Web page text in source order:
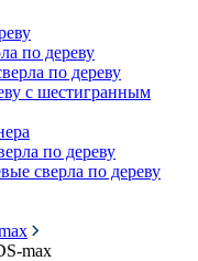
по дереву
по дереву
с шестигранным
по дереву
сверла по дереву
max